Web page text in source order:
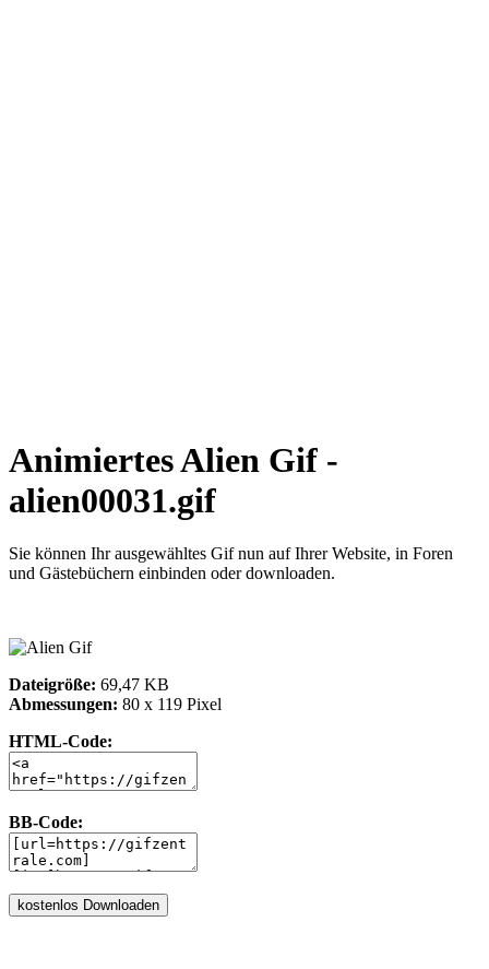
Animiertes Alien Gif -
alien00031.gif
Sie können Ihr ausgewähltes Gif nun auf Ihrer Website, in Foren
und Gästebüchern einbinden oder downloaden.
Dateigröße: 69,47 KB
Abmessungen: 80 x 119 Pixel
HTML-Code:
BB-Code: